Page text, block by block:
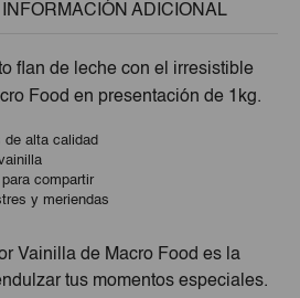
INFORMACIÓN ADICIONAL
flan de leche con el irresistible
Food en presentación de 1kg.
de alta calidad
compartir
y meriendas
Vainilla de Macro Food es la
tus momentos especiales.